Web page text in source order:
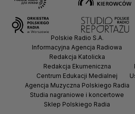
Polskie Radio S.A.
Informacyjna Agencja Radiowa
Redakcja Katolicka
Redakcja Ekumeniczna
Centrum Edukacji Medialnej
Agencja Muzyczna Polskiego Radia
Studia nagraniowe i koncertowe
Sklep Polskiego Radia